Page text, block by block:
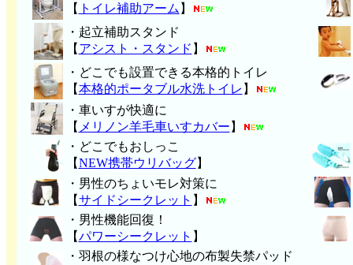
【 トイレ補助アーム 】
・起立補助スタンド
【 アシスト・スタンド 】
・どこでも設置できる本格的トイレ
【本格的ポータブル水洗トイレ 】
・車いすが快適に
【 メリノン羊毛車いすカバー 】
・どこでもおしっこ
【NEW携帯ウリバッグ】
・男性のちょいモレ対策に
【サイドシークレット 】
・男性機能回復！
【パワーシークレット 】
・ 羽根の様なつけ心地の布製失禁パッ ド